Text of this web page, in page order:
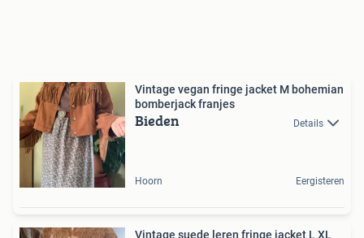
Vintage vegan fringe jacket M bohemian
bomberjack franjes
Bieden Details
Hoorn Eergisteren
Vintage suede leren fringe jacket L XL